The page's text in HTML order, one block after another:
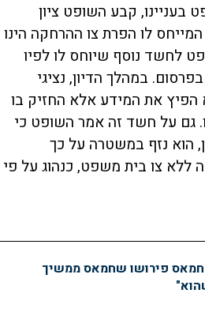
בעניינו, קבע השופט ציון
לו הפרת צו ההרחקה הינו
לחשד נוסף שיוחס לו לפיו
במהלך הדיון, נציגי
את המידע אלא החזיק בו
גם על חשד זה אמר השופט כי
הוא נזף במשטרה על כך
צו בית משפט, כנהוג על פי
חמאס פירושו שחמאס ממשיך